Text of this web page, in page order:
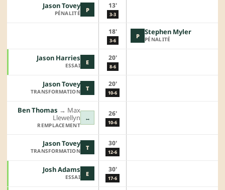
P
Jason Tovey
PÉNALITÉ
13'
3-3
18'
3-6
P Stephen Myler
PÉNALITÉ
E
Jason Harries
ESSAI
20'
8-6
T
Jason Tovey
TRANSFORMATION
20'
10-6
↔
Ben Thomas →︎ Max
Llewellyn
REMPLACEMENT
26'
10-6
T
Jason Tovey
TRANSFORMATION
30'
12-6
E
Josh Adams
ESSAI
30'
17-6